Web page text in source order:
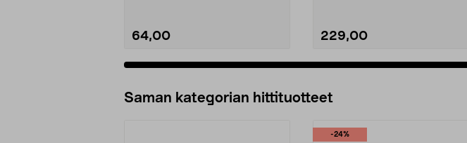
64,00 229,00
Saman kategorian hittituotteet
-24%